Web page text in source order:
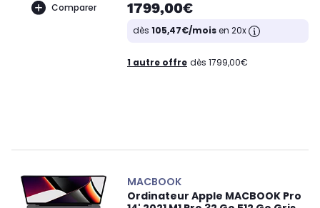
Comparer 1799,00€
dès 105,47€/moisen 20x
1 autre offre dès 1799,00€
MACBOOK
Ordinateur Apple MACBOOK Pro